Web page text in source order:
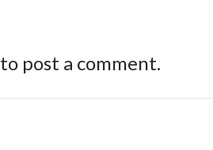
to post a comment.